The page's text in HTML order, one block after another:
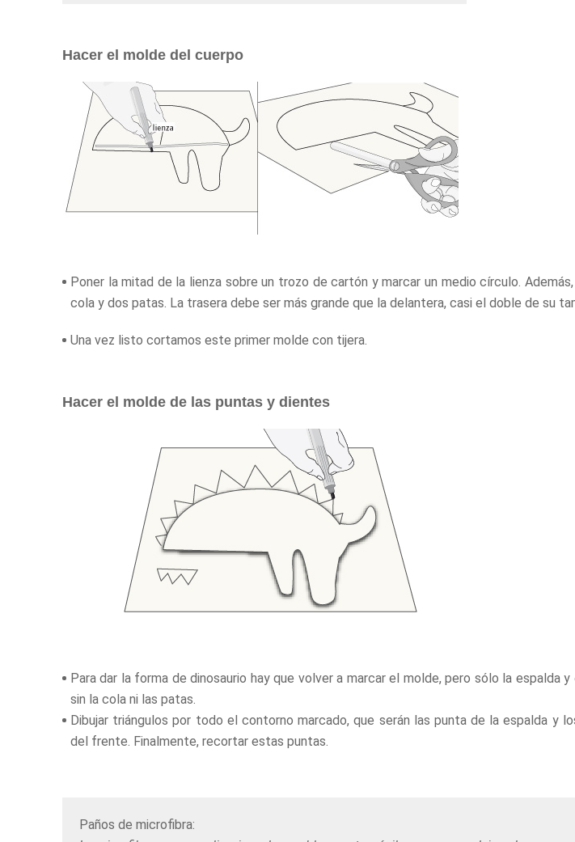
Hacer el molde del cuerpo
Poner la mitad de la lienza sobre un trozo de cartón y marcar un medio círculo. Además,
cola y dos patas. La trasera debe ser más grande que la delantera, casi el doble de su
Una vez listo cortamos este primer molde con tijera.
Hacer el molde de las puntas y dientes
Para dar la forma de dinosaurio hay que volver a marcar el molde, pero sólo la espalda
sin la cola ni las patas.
Dibujar triángulos por todo el contorno marcado, que serán las punta de la espalda y
del frente. Finalmente, recortar estas puntas.
Paños de microfibra: